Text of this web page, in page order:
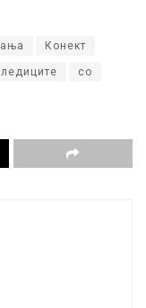
Конект
со